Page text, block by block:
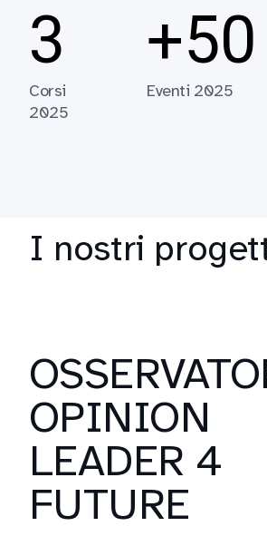
3
Corsi
2025
+50
Eventi 2025
I nostri
OPINION
LEADER 4
FUTURE